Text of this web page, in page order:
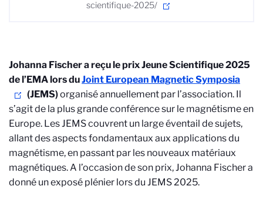
scientifique-2025/
Johanna Fischer a reçu le prix Jeune Scientifique 2025
de l’EMA lors duJoint European Magnetic Symposia
(JEMS)organisé annuellement par l’association. Il
s’agit de la plus grande conférence sur le magnétisme en
Europe. Les JEMS couvrent un large éventail de sujets,
allant des aspects fondamentaux aux applications du
magnétisme, en passant par les nouveaux matériaux
magnétiques. A l’occasion de son prix, Johanna Fischer a
donné un exposé plénier lors du JEMS 2025.